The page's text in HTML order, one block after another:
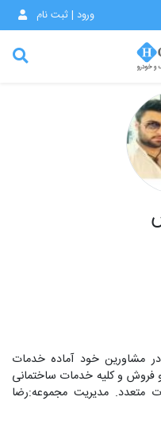
ورود | ثبت نام
مشاورین خود آماده خدمات
24 در امر خرید و فروش و کلیه خدمات ساختمانی
متعدد. مدیریت مجموعه:رضا